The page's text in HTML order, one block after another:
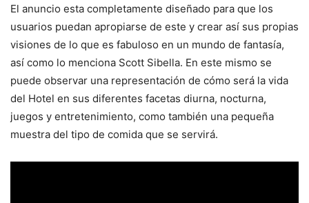
El anuncio esta completamente diseñado para que los
usuarios puedan apropiarse de este y crear así sus propias
visiones de lo que es fabuloso en un mundo de fantasía,
así como lo menciona Scott Sibella. En este mismo se
puede observar una representación de cómo será la vida
del Hotel en sus diferentes facetas diurna, nocturna,
juegos y entretenimiento, como también una pequeña
muestra del tipo de comida que se servirá.